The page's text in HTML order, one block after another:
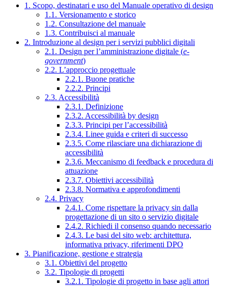
1. Scopo, destinatari e uso del Manuale operativo di design
1.1. Versionamento e storico
1.2. Consultazione del manuale
1.3. Contribuisci al manuale
2. Introduzione al design per i servizi pubblici digitali
2.1. Design per l’amministrazione digitale (e-
government)
2.2. L’approccio progettuale
2.2.1. Buone pratiche
2.2.2. Principi
2.3. Accessibilità
2.3.1. Definizione
2.3.2. Accessibilità by design
2.3.3. Principi per l’accessibilità
2.3.4. Linee guida e criteri di successo
2.3.5. Come rilasciare una dichiarazione di
accessibilità
2.3.6. Meccanismo di feedback e procedura di
attuazione
2.3.7. Obiettivi accessibilità
2.3.8. Normativa e approfondimenti
2.4. Privacy
2.4.1. Come rispettare la privacy sin dalla
progettazione di un sito o servizio digitale
2.4.2. Richiedi il consenso quando necessario
2.4.3. Le basi del sito web: architettura,
informativa privacy, riferimenti DPO
3. Pianificazione, gestione e strategia
3.1. Obiettivi del progetto
3.2. Tipologie di progetti
3.2.1. Tipologie di progetto in base agli attori